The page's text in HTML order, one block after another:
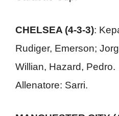
CHELSEA (4-3-3):
Rudiger, Emerson;
Willian, Hazard, Pedro.
Allenatore: Sarri.